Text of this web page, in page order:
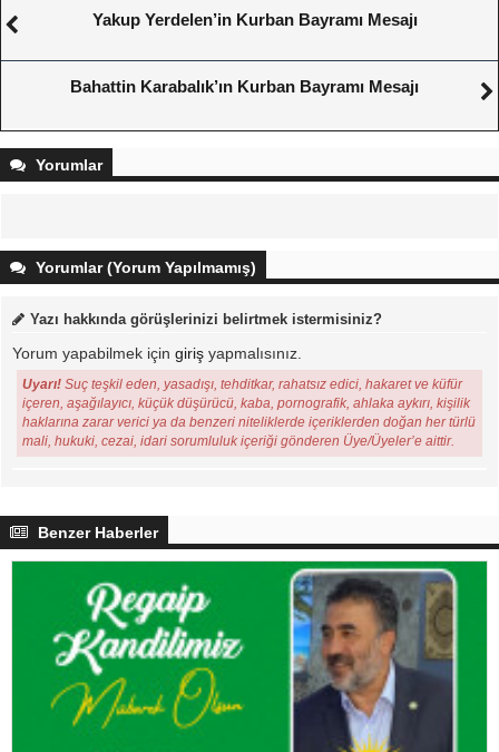
Yakup Yerdelen’in Kurban Bayramı Mesajı
Bahattin Karabalık’ın Kurban Bayramı Mesajı
Yorumlar
Yorumlar (Yorum Yapılmamış)
Yazı hakkında görüşlerinizi belirtmek istermisiniz?
Yorum yapabilmek için giriş yapmalısınız.
Uyarı! Suç teşkil eden, yasadışı, tehditkar, rahatsız edici, hakaret ve küfür
içeren, aşağılayıcı, küçük düşürücü, kaba, pornografik, ahlaka aykırı, kişilik
haklarına zarar verici ya da benzeri niteliklerde içeriklerden doğan her türlü
mali, hukuki, cezai, idari sorumluluk içeriği gönderen Üye/Üyeler’e aittir.
Benzer Haberler